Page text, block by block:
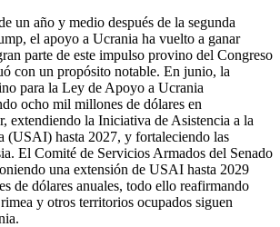
un año y medio después de la segunda
el apoyo a Ucrania ha vuelto a ganar
parte de este impulso provino del Congreso
con un propósito notable. En junio, la
para la Ley de Apoyo a Ucrania
ocho mil millones de dólares en
extendiendo la Iniciativa de Asistencia a la
(USAI) hasta 2027, y fortaleciendo las
El Comité de Servicios Armados del Senado
una extensión de USAI hasta 2029
de dólares anuales, todo ello reafirmando
y otros territorios ocupados siguen